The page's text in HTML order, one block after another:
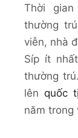
Thời
thường
viễn, nhà
Síp ít
thường
lên quốc
năm trong